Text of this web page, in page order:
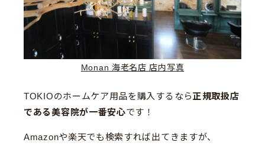
Monan 海老名店 店内写真
TOKIOのホームケア用品を購入するなら正規取扱店
である美容院が一番安心です！
Amazonや楽天でも検索すれば出てきますが、